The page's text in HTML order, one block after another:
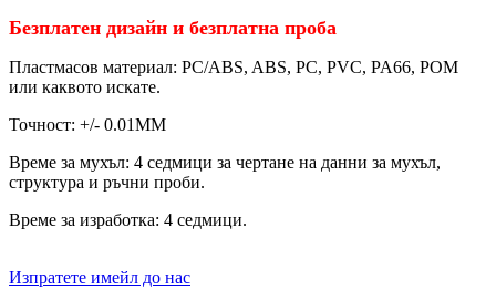
Безплатен дизайн и безплатна проба
Пластмасов материал: PC/ABS, ABS, PC, PVC, PA66, POM
или каквото искате.
Точност: +/- 0.01MM
Време за мухъл: 4 седмици за чертане на данни за мухъл,
структура и ръчни проби.
Време за изработка: 4 седмици.
Изпратете имейл до нас